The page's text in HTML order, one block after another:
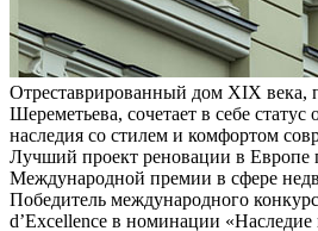
Отреставрированный дом XIX века,
Шереметьева, сочетает в себе статус
наследия со стилем и комфортом
Лучший проект реновации в Европе
Международной премии в сфере
Победитель международного
d’Excellence в номинации «Наследие